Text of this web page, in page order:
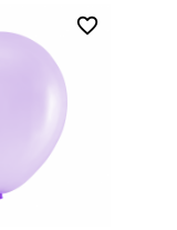
favorite_border